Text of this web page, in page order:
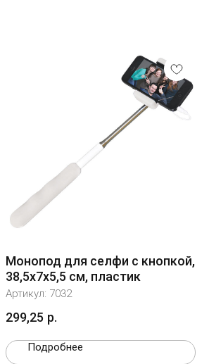
Монопод для селфи с кнопкой,
38,5х7х5,5 см, пластик
Артикул: 7032
299,25 р.
Подробнее